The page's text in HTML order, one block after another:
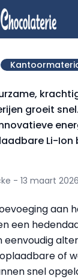
groeit
Li-Ion
- 13 maart 2026
aan
een
eenvoudig
of
snel